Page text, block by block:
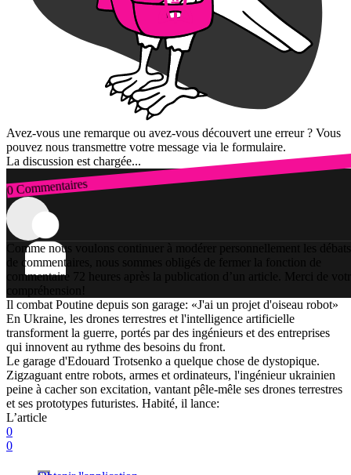
Avez-vous une remarque ou avez-vous découvert une erreur ? Vous
pouvez nous transmettre votre message via le formulaire.
La discussion est chargée...
0 Commentaires
Connexion
Comme nous voulons continuer à modérer personnellement les débats
de commentaires, nous sommes obligés de fermer la fonction de
commentaire 72 heures après la publication d’un article. Merci de
compréhension!
Il combat Poutine depuis son garage: «J'ai un projet d'oiseau robot»
En Ukraine, les drones terrestres et l'intelligence artificielle
transforment la guerre, portés par des ingénieurs et des entreprises
qui innovent au rythme des besoins du front.
Le garage d'Edouard Trotsenko a quelque chose de dystopique.
Zigzaguant entre robots, armes et ordinateurs, l'ingénieur ukrainien
peine à cacher son excitation, vantant pêle-mêle ses drones terrestres
et ses prototypes futuristes. Habité, il lance:
L’article
0
0